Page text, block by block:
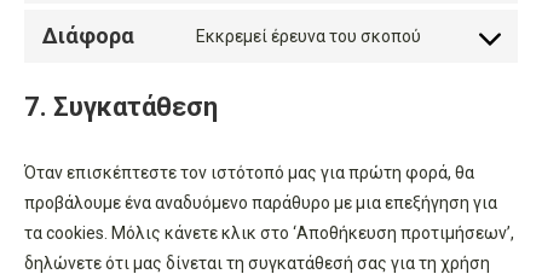
service
Διάφορα Εκκρεμεί έρευνα του σκοπού
Consent
7. Συγκατάθεση
Όταν επισκέπτεστε τον ιστότοπό μας για πρώτη φορά, θα
προβάλουμε ένα αναδυόμενο παράθυρο με μια επεξήγηση για
τα cookies. Μόλις κάνετε κλικ στο ‘Αποθήκευση προτιμήσεων’,
δηλώνετε ότι μας δίνεται τη συγκατάθεσή σας για τη χρήση